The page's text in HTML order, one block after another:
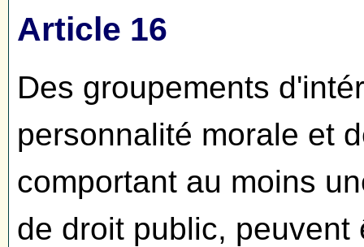
Article 16
Des groupements
personnalité morale et
comportant au moins
de droit public,